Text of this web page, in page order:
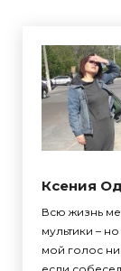
Ксения
Всю жизнь
мультики –
мой голос